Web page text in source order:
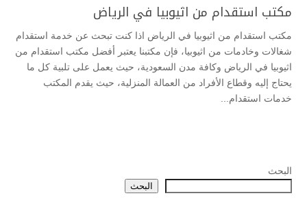
مكتب استقدام من اثيوبيا في الرياض
مكتب استقدام من اثيوبيا في الرياض اذا كنت تبحث عن خدمة استقدام
شغالات وخادمات من اثيوبيا، فإن مكتبنا يعتبر أفضل مكتب استقدام من
اثيوبيا في الرياض وكافة مدن السعودية، حيث يعمل على تلبية كل ما
يحتاج إليه وقطاع الأفراد من العمالة المنزلية، حيث يقدم المكتب
خدمات استقدام...
البحث
البحث